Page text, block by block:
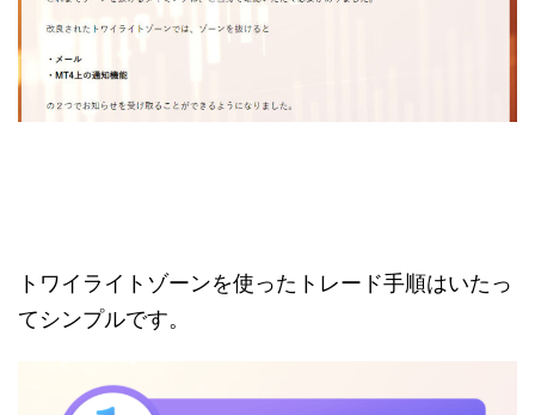
トワイライトゾーンを使ったトレード手順はいたっ
てシンプルです。